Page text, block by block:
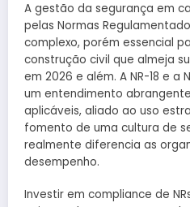
A gestão da segurança em
pelas Normas
complexo, porém essencial
construção civil que almeja
em 2026 e além. A NR-18 e a
um entendimento
aplicáveis, aliado ao uso
fomento de uma cultura de
realmente diferencia as
desempenho.
Investir em compliance de